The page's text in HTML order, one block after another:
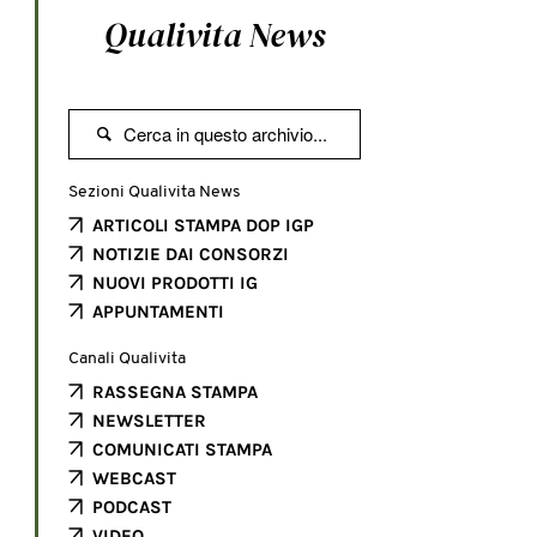
Qualivita News

Sezioni Qualivita News
ARTICOLI STAMPA DOP IGP
NOTIZIE DAI CONSORZI
NUOVI PRODOTTI IG
APPUNTAMENTI
Canali Qualivita
RASSEGNA STAMPA
NEWSLETTER
COMUNICATI STAMPA
WEBCAST
PODCAST